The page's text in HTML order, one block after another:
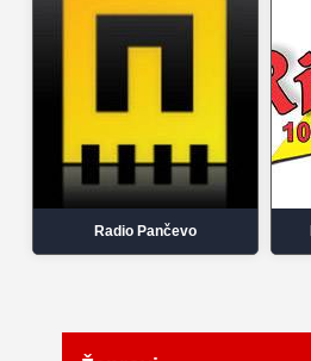
Radio Pančevo